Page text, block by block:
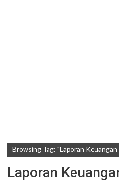
Browsing Tag: "Laporan
Laporan